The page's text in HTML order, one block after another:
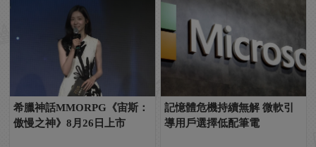
希臘神話MMORPG《宙斯：
傲慢之神》8月26日上市
記憶體危機持續無解 微軟引
導用戶選擇低配筆電